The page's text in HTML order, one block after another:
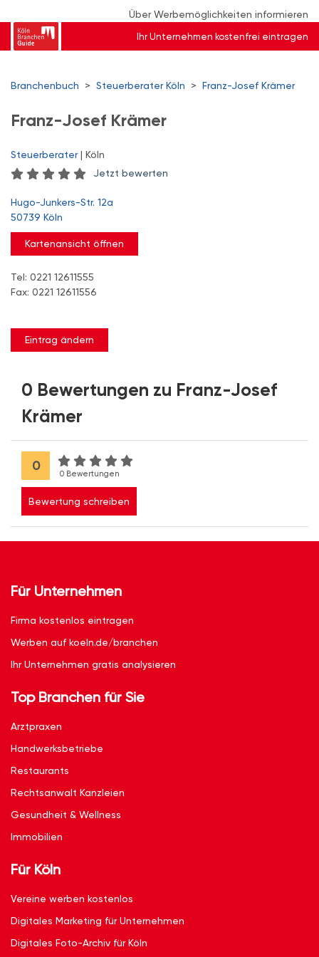
Über Werbemöglichkeiten informieren
Ihr Unternehmen kostenfrei eintragen
Branchenbuch > Steuerberater Köln > Franz-Josef Krämer
Franz-Josef Krämer
Steuerberater| Köln
Jetzt bewerten
Hugo-Junkers-Str. 12a
50739 Köln
Kartenansicht öffnen
Tel: 0221 12611555
Fax: 0221 12611556
Eintrag ändern
0 Bewertungen zu Franz-Josef
Krämer
0
0 Bewertungen
Bewertung schreiben
Für Unternehmen
Firma kostenlos eintragen
Werben auf koeln.de/branchen
Ihr Unternehmen gratis analysieren
Top Branchen für Sie
Arztpraxen
Handwerksbetriebe
Restaurants
Rechtsanwalt Kanzleien
Gesundheit & Wellness
Immobilien
Für Köln
Vereine werben kostenlos
Digitales Marketing für Unternehmen
Digitales Foto-Archiv für Köln